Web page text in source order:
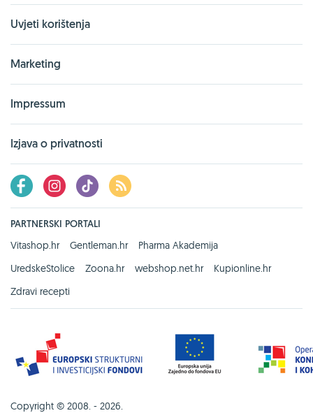
Uvjeti korištenja
Marketing
Impressum
Izjava o privatnosti
PARTNERSKI PORTALI
Vitashop.hr
Gentleman.hr
Pharma Akademija
UredskeStolice
Zoona.hr webshop.net.hr
Kupionline.hr
Zdravi recepti
Copyright © 2008. - 2026.